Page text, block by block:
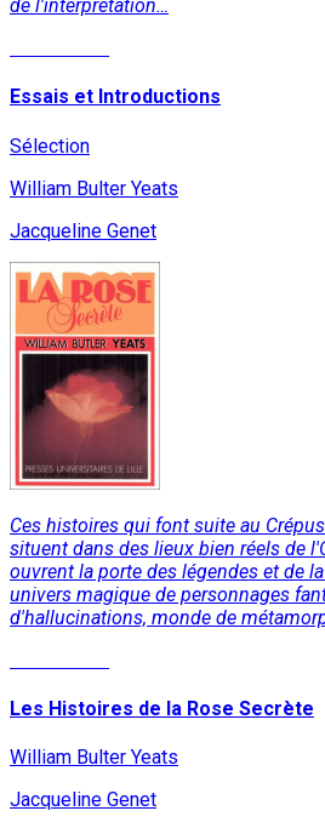
de l'interprétation…
Essais et Introductions
Sélection
William Bulter Yeats
Jacqueline Genet
Ces histoires qui font suite au
situent dans des lieux bien réels de
ouvrent la porte des légendes et de
univers magique de personnages
d'hallucinations, monde de
Les Histoires de la Rose Secrète
William Bulter Yeats
Jacqueline Genet